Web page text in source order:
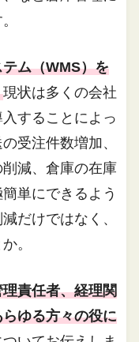
ム（WMS）を
現状は多くの会社
することによっ
受注件数増加、
減、倉庫の在庫
単にできるよう
だけではなく、
。
責任者、経理関
ゆる方々の役に